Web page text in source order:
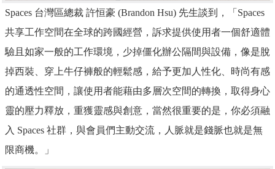
Spaces 台灣區總裁 許恒豪 (Brandon Hsu) 先生談到， 「 Spaces
共享工作空間在全球的跨國經營，訴求提供使用者一個舒適體
驗且如家一般的工作環境，少掉僵化辦公隔間與設備 ， 像是脫
掉西裝
穿上牛仔褲般的輕鬆感，給予更加人性化
時尚有感
的通透性空間，讓使用者能藉由多層次空間的轉換，取得身心
靈的壓力釋放 ， 重獲靈感與創意 ， 當然很重要的是 ， 你必須融
入 Spaces 社群 ，與會員們主動交流 ，人脈就是錢脈也就是無
限商機。」